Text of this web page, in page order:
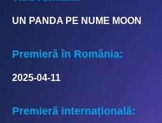
UN PANDA PE NUME MOON
Premieră în România:
2025-04-11
Premieră internațională: